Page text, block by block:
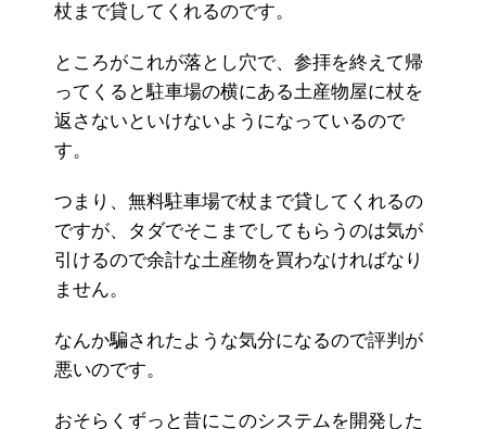
杖まで貸してくれるのです。
ところがこれが落とし穴で、参拝を終えて帰
ってくると駐車場の横にある土産物屋に杖を
返さないといけないようになっているので
す。
つまり、無料駐車場で杖まで貸してくれるの
ですが、タダでそこまでしてもらうのは気が
引けるので余計な土産物を買わなければなり
ません。
なんか騙されたような気分になるので評判が
悪いのです。
おそらくずっと昔にこのシステムを開発した